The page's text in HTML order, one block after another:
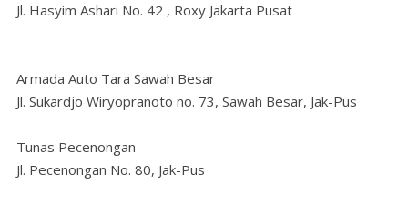
Jl. Hasyim Ashari No. 42 , Roxy Jakarta Pusat
Armada Auto Tara Sawah Besar
Jl. Sukardjo Wiryopranoto no. 73, Sawah Besar, Jak-Pus
Tunas Pecenongan
Jl. Pecenongan No. 80, Jak-Pus